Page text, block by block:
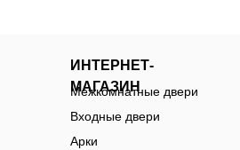
ИНТЕРНЕТ-
МАГАЗИН
Межкомнатные двери
Входные двери
Арки